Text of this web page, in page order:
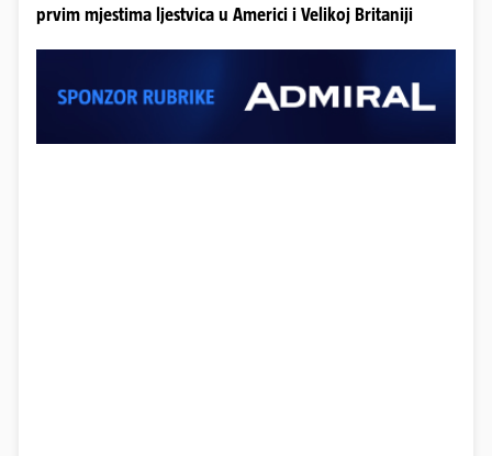
prvim mjestima ljestvica u Americi i Velikoj Britaniji